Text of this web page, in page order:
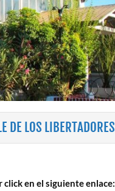
DE LOS LIBERTADORES
click en el siguiente enlace: